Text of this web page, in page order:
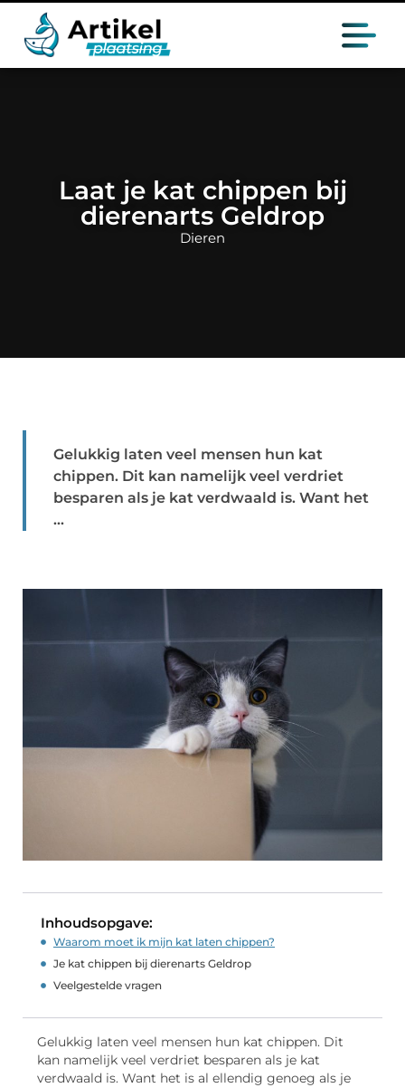
Laat je kat chippen bij
dierenarts Geldrop
Dieren
Gelukkig laten veel mensen hun kat
chippen. Dit kan namelijk veel verdriet
besparen als je kat verdwaald is. Want het
...
Inhoudsopgave:
Waarom moet ik mijn kat laten chippen?
Je kat chippen bij dierenarts Geldrop
Veelgestelde vragen
Gelukkig laten veel mensen hun kat chippen. Dit
kan namelijk veel verdriet besparen als je kat
verdwaald is. Want het is al ellendig genoeg als je